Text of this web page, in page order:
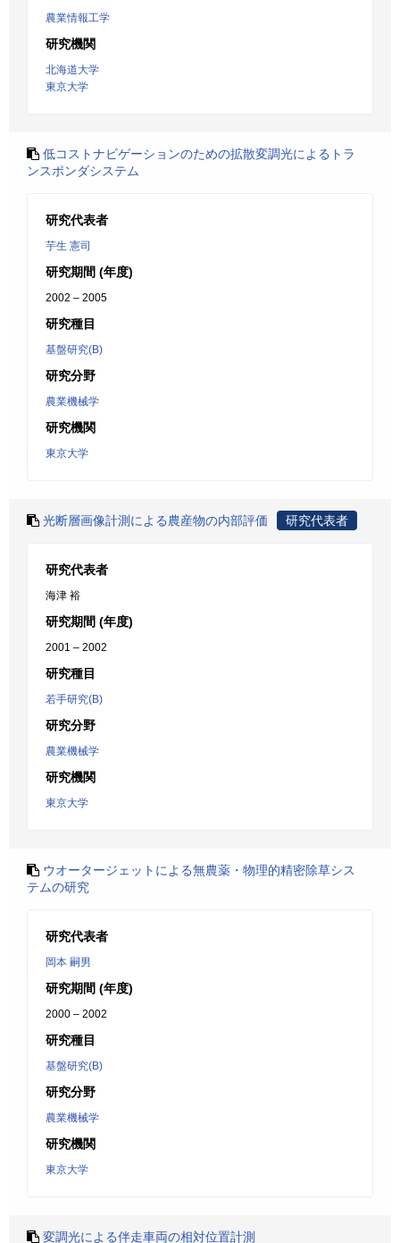
農業情報工学
研究機関
北海道大学
東京大学
低コストナビゲーションのための拡散変調光によるトラ
ンスポンダシステム
研究代表者
芋生 憲司
研究期間 (年度)
2002 – 2005
研究種目
基盤研究(B)
研究分野
農業機械学
研究機関
東京大学
光断層画像計測による農産物の内部評価 研究代表者
研究代表者
海津 裕
研究期間 (年度)
2001 – 2002
研究種目
若手研究(B)
研究分野
農業機械学
研究機関
東京大学
ウオータージェットによる無農薬・物理的精密除草シス
テムの研究
研究代表者
岡本 嗣男
研究期間 (年度)
2000 – 2002
研究種目
基盤研究(B)
研究分野
農業機械学
研究機関
東京大学
変調光による伴走車両の相対位置計測